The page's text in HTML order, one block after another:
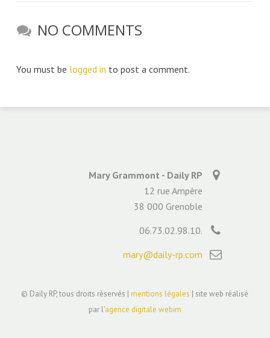
NO COMMENTS
You must be logged in to post a comment.
Mary Grammont - Daily RP
12 rue Ampère
38 000 Grenoble
06.73.02.98.10.
mary@daily-rp.com
© Daily RP, tous droits réservés |mentions légales | site web réalisé
par l'agence digitale webim